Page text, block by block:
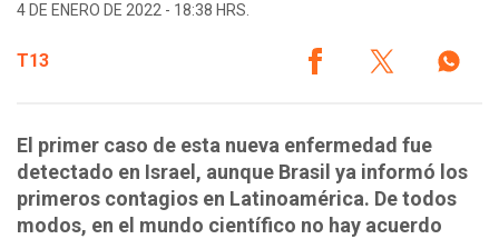
4 DE ENERO DE 2022 - 18:38 HRS.
T13
El primer caso de esta nueva enfermedad fue
detectado en Israel, aunque Brasil ya informó los
primeros contagios en Latinoamérica. De todos
modos, en el mundo científico no hay acuerdo